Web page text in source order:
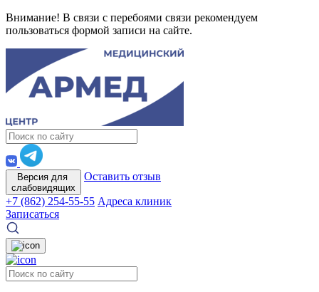
Внимание! В связи с перебоями связи рекомендуем
пользоваться формой записи на сайте.
Версия для
слабовидящих
Оставить отзыв
+7 (862) 254-55-55 Адреса клиник
Записаться